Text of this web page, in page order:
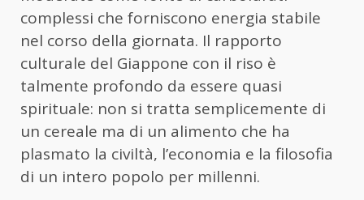
complessi che forniscono energia stabile
nel corso della giornata. Il rapporto
culturale del Giappone con il riso è
talmente profondo da essere quasi
spirituale: non si tratta semplicemente di
un cereale ma di un alimento che ha
plasmato la civiltà, l’economia e la filosofia
di un intero popolo per millenni.